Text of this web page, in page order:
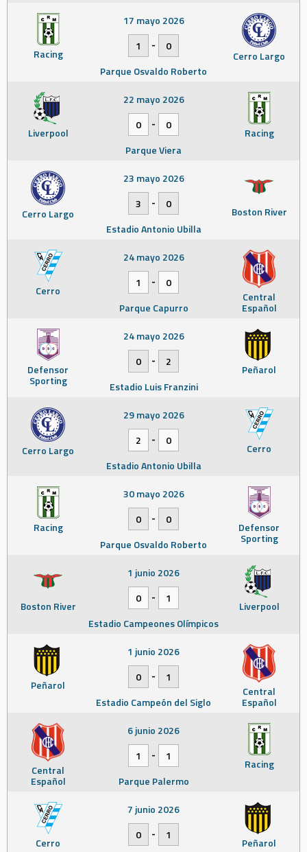
Racing Cerro Largo
17 mayo 2026
1
-
0
Parque Osvaldo Roberto
Liverpool Racing
22 mayo 2026
0
-
0
Parque Viera
Cerro Largo Boston River
23 mayo 2026
3
-
0
Estadio Antonio Ubilla
Cerro Central
Español
24 mayo 2026
1
-
0
Parque Capurro
Defensor
Sporting
Peñarol
24 mayo 2026
0
-
2
Estadio Luis Franzini
Cerro Largo Cerro
29 mayo 2026
2
-
0
Estadio Antonio Ubilla
Racing Defensor
Sporting
30 mayo 2026
0
-
0
Parque Osvaldo Roberto
Boston River Liverpool
1 junio 2026
0
-
1
Estadio Campeones Olímpicos
Peñarol Central
Español
1 junio 2026
0
-
1
Estadio Campeón del Siglo
Central
Español
Racing
6 junio 2026
1
-
1
Parque Palermo
Cerro Peñarol
7 junio 2026
0
-
1